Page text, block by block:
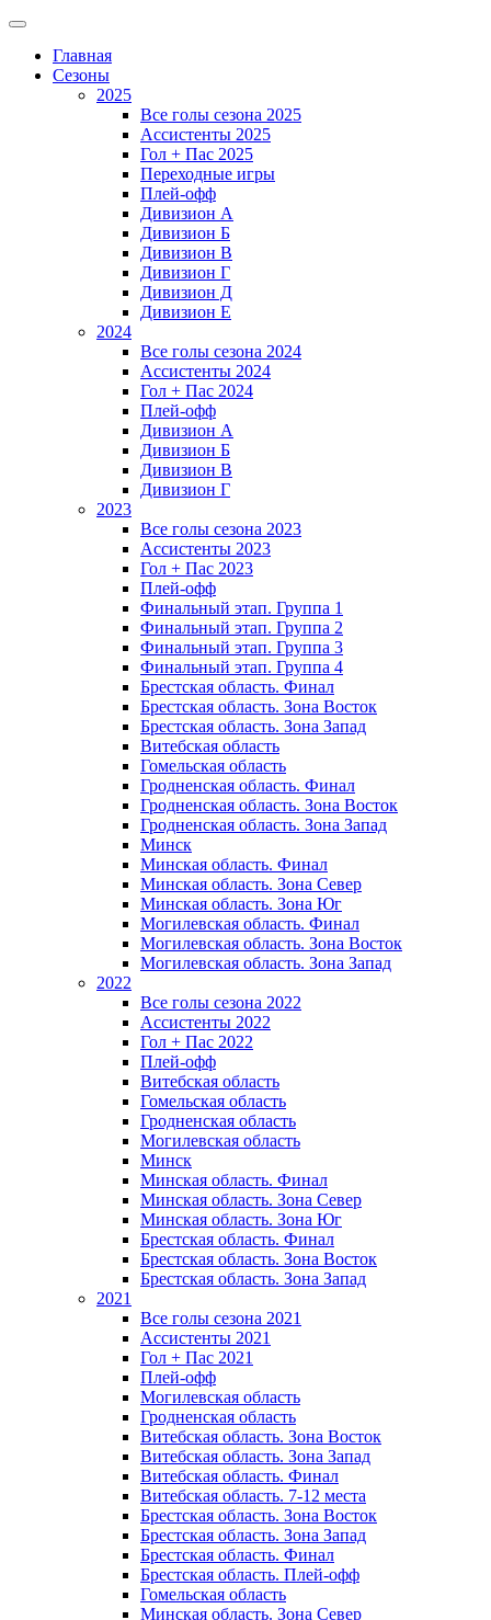
Главная
Сезоны
2025
Все голы сезона 2025
Ассистенты 2025
Гол + Пас 2025
Переходные игры
Плей-офф
Дивизион A
Дивизион Б
Дивизион В
Дивизион Г
Дивизион Д
Дивизион Е
2024
Все голы сезона 2024
Ассистенты 2024
Гол + Пас 2024
Плей-офф
Дивизион A
Дивизион Б
Дивизион В
Дивизион Г
2023
Все голы сезона 2023
Ассистенты 2023
Гол + Пас 2023
Плей-офф
Финальный этап. Группа 1
Финальный этап. Группа 2
Финальный этап. Группа 3
Финальный этап. Группа 4
Брестская область. Финал
Брестская область. Зона Восток
Брестская область. Зона Запад
Витебская область
Гомельская область
Гродненская область. Финал
Гродненская область. Зона Восток
Гродненская область. Зона Запад
Минск
Минская область. Финал
Минская область. Зона Север
Минская область. Зона Юг
Могилевская область. Финал
Могилевская область. Зона Восток
Могилевская область. Зона Запад
2022
Все голы сезона 2022
Ассистенты 2022
Гол + Пас 2022
Плей-офф
Витебская область
Гомельская область
Гродненская область
Могилевская область
Минск
Mинская область. Финал
Минская область. Зона Север
Минская область. Зона Юг
Брестская область. Финал
Брестская область. Зона Восток
Брестская область. Зона Запад
2021
Все голы сезона 2021
Ассистенты 2021
Гол + Пас 2021
Плей-офф
Могилевская область
Гродненская область
Витебская область. Зона Восток
Витебская область. Зона Запад
Витебская область. Финал
Витебская область. 7-12 места
Брестская область. Зона Восток
Брестская область. Зона Запад
Брестская область. Финал
Брестская область. Плей-офф
Гомельская область
Минская область. Зона Север